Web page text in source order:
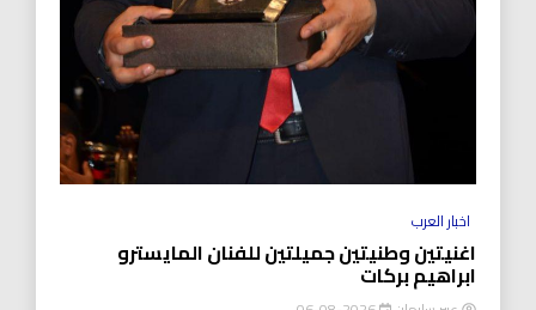
اخبار العرب
اغنيتين وطنيتين جميلتين للفنان المايسترو
ابراهيم بركات